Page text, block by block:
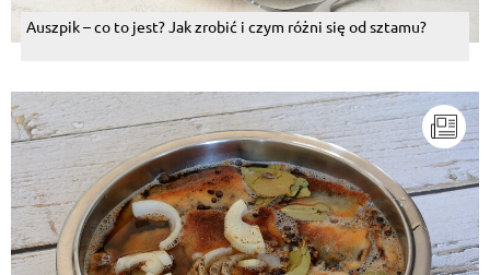
Auszpik – co to jest? Jak zrobić i czym różni się od sztamu?